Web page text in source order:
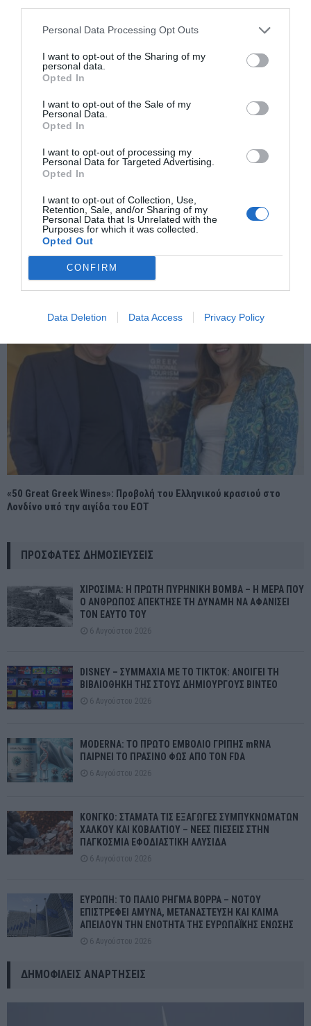
Personal Data Processing Opt Outs
I want to opt-out of the Sharing of my
personal data.
Opted In
I want to opt-out of the Sale of my
Personal Data.
Opted In
I want to opt-out of processing my
Personal Data for Targeted Advertising.
Opted In
I want to opt-out of Collection, Use,
Retention, Sale, and/or Sharing of my
Personal Data that Is Unrelated with the
Purposes for which it was collected.
Opted Out
CONFIRM
Data Deletion Data Access Privacy Policy
Τα γενέθλια του γιόρτασε χθές το βράδυ ο Κώστας Λάμαρης! (
BAYO )
«50 Great Greek Wines»: Προβολή του Ελληνικού κρασιού στο
Λονδίνο υπό την αιγίδα του ΕΟΤ
ΠΡΌΣΦΑΤΕΣ ΔΗΜΟΣΙΕΎΣΕΙΣ
ΧΙΡΟΣΙΜΑ: Η ΠΡΩΤΗ ΠΥΡΗΝΙΚΗ ΒΟΜΒΑ – Η ΜΕΡΑ ΠΟΥ
Ο ΑΝΘΡΩΠΟΣ ΑΠΕΚΤΗΣΕ ΤΗ ΔΥΝΑΜΗ ΝΑ ΑΦΑΝΙΣΕΙ
ΤΟΝ ΕΑΥΤΟ ΤΟΥ
6 Αυγούστου 2026
DISNEY – ΣΥΜΜΑΧΙΑ ΜΕ ΤΟ TIKTOK: ΑΝΟΙΓΕΙ ΤΗ
ΒΙΒΛΙΟΘΗΚΗ ΤΗΣ ΣΤΟΥΣ ΔΗΜΙΟΥΡΓΟΥΣ ΒΙΝΤΕΟ
6 Αυγούστου 2026
MODERNA: ΤΟ ΠΡΩΤΟ ΕΜΒΟΛΙΟ ΓΡΙΠΗΣ mRNA
ΠΑΙΡΝΕΙ ΤΟ ΠΡΑΣΙΝΟ ΦΩΣ ΑΠΟ ΤΟΝ FDA
6 Αυγούστου 2026
ΚΟΝΓΚΟ: ΣΤΑΜΑΤΑ ΤΙΣ ΕΞΑΓΩΓΕΣ ΣΥΜΠΥΚΝΩΜΑΤΩΝ
ΧΑΛΚΟΥ ΚΑΙ ΚΟΒΑΛΤΙΟΥ – ΝΕΕΣ ΠΙΕΣΕΙΣ ΣΤΗΝ
ΠΑΓΚΟΣΜΙΑ ΕΦΟΔΙΑΣΤΙΚΗ ΑΛΥΣΙΔΑ
6 Αυγούστου 2026
ΕΥΡΩΠΗ: ΤΟ ΠΑΛΙΟ ΡΗΓΜΑ ΒΟΡΡΑ – ΝΟΤΟΥ
ΕΠΙΣΤΡΕΦΕΙ ΑΜΥΝΑ, ΜΕΤΑΝΑΣΤΕΥΣΗ ΚΑΙ ΚΛΙΜΑ
ΑΠΕΙΛΟΥΝ ΤΗΝ ΕΝΟΤΗΤΑ ΤΗΣ ΕΥΡΩΠΑΪΚΗΣ ΕΝΩΣΗΣ
6 Αυγούστου 2026
ΔΗΜΟΦΙΛΕΊΣ ΑΝΑΡΤΉΣΕΙΣ